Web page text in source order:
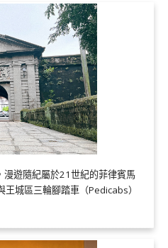
遊隨紀屬於21世紀的菲律賓馬
城區三輪腳踏車（Pedicabs）